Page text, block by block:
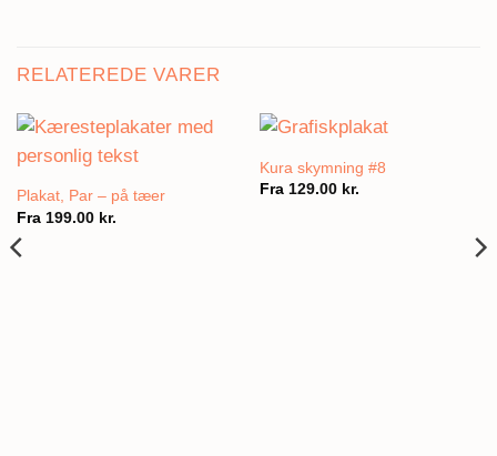
RELATEREDE VARER
Plakat, Par – på tæer
Fra 199.00 kr.
Kura skymning #8
Fra 129.00 kr.